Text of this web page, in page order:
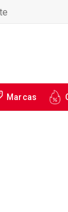
Marcas